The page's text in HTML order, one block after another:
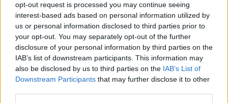
opt-out request is processed you may continue seeing
interest-based ads based on personal information utilized by
us or personal information disclosed to third parties prior to
your opt-out. You may separately opt-out of the further
disclosure of your personal information by third parties on the
IAB’s list of downstream participants. This information may
also be disclosed by us to third parties on the IAB’s List of
Downstream Participants that may further disclose it to other
Κυκλοφοριακό κομφούζιοσημειώθηκε λίγα
λεπτά πριν από τα μεσάνυχτα της Κυριακής
στηΧαλκίδα,όταν η παλιά γέφυρα του
Ευρίπου «κόλλησε» και παρέμεινε ανοιχτή.
ΔΙΑΒΑΣΤΕ ΕΠΙΣΗΣ